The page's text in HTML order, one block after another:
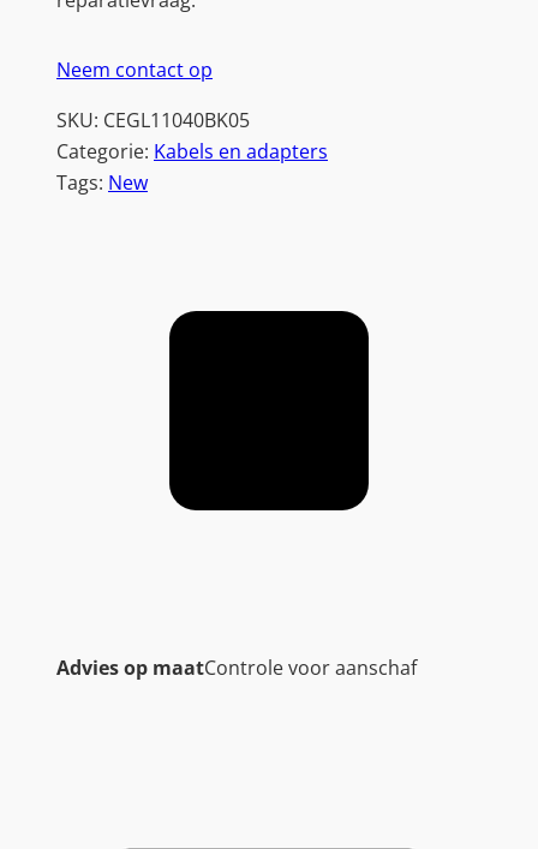
Neem contact op
SKU: CEGL11040BK05
Categorie: Kabels en adapters
Tags: New
Advies op maatControle voor aanschaf